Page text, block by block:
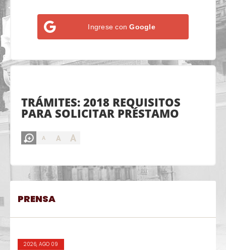
Ingrese conGoogle
TRÁMITES: 2018 REQUISITOS
PARA SOLICITAR PRÉSTAMO
A A A
PRENSA
2026, AGO 09